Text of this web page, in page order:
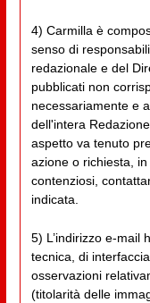
4) Carmilla è
senso di
redazionale e del
pubblicati non
necessariamente e
dell'intera
aspetto va tenuto
azione o richiesta,
contenziosi,
indicata.
5) L’indirizzo e-mail
tecnica, di
osservazioni
(titolarità delle